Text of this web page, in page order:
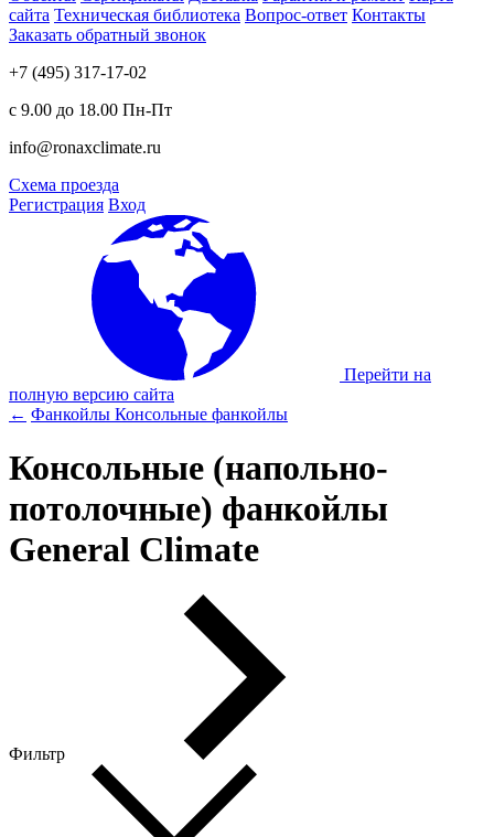
сайта Техническая библиотека Вопрос-ответ Контакты
Заказать обратный звонок
+7 (495) 317-17-02
с 9.00 до 18.00 Пн-Пт
info@ronaxclimate.ru
Схема проезда
Регистрация Вход
Перейти на
полную версию сайта
← Фанкойлы Консольные фанкойлы
Консольные (напольно-
потолочные) фанкойлы
General Climate
Фильтр